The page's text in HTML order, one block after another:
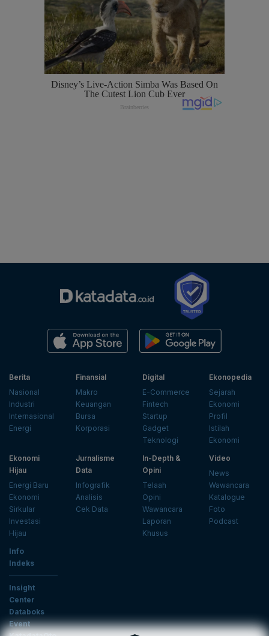
Berita
Nasional
Industri
Internasional
Energi
Finansial
Makro
Keuangan
Bursa
Korporasi
Digital
E-Commerce
Fintech
Startup
Gadget
Teknologi
Ekonopedia
Sejarah
Ekonomi
Profil
Istilah
Ekonomi
Ekonomi
Hijau
Energi Baru
Ekonomi
Sirkular
Investasi
Hijau
Jurnalisme
Data
Infografik
Analisis
Cek Data
In-Depth &
Opini
Telaah
Opini
Wawancara
Laporan
Khusus
Video
News
Wawancara
Katalogue
Foto
Podcast
Info
Indeks
Insight
Center
Databoks
Event